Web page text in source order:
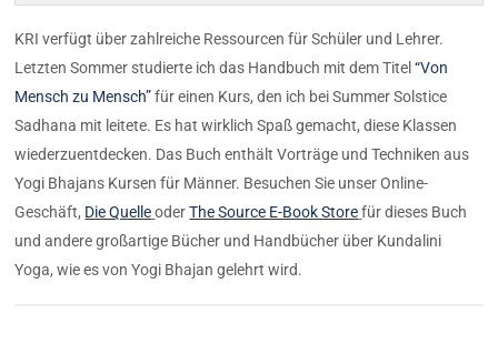
KRI verfügt über zahlreiche Ressourcen für Schüler und Lehrer.
Letzten Sommer studierte ich das Handbuch mit dem Titel“Von
Mensch zu Mensch”für einen Kurs, den ich bei Summer Solstice
Sadhana mit leitete. Es hat wirklich Spaß gemacht, diese Klassen
wiederzuentdecken. Das Buch enthält Vorträge und Techniken aus
Yogi Bhajans Kursen für Männer. Besuchen Sie unser Online-
Geschäft, Die Quelle oderThe Source E-Book Store für dieses Buch
und andere großartige Bücher und Handbücher über Kundalini
Yoga, wie es von Yogi Bhajan gelehrt wird.